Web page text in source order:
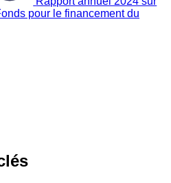
pour le financement du